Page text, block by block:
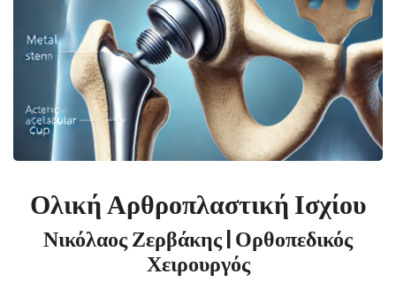
Ολική Αρθροπλαστική Ισχίου
Νικόλαος Ζερβάκης | Ορθοπεδικός
Χειρουργός